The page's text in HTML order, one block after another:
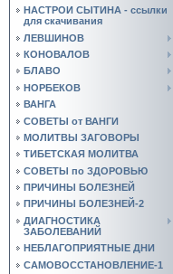
НАСТРОИ СЫТИНА - ссылки
для скачивания
ЛЕВШИНОВ
КОНОВАЛОВ
БЛАВО
НОРБЕКОВ
ВАНГА
СОВЕТЫ от ВАНГИ
МОЛИТВЫ ЗАГОВОРЫ
ТИБЕТСКАЯ МОЛИТВА
СОВЕТЫ по ЗДОРОВЬЮ
ПРИЧИНЫ БОЛЕЗНЕЙ
ПРИЧИНЫ БОЛЕЗНЕЙ-2
ДИАГНОСТИКА
ЗАБОЛЕВАНИЙ
НЕБЛАГОПРИЯТНЫЕ ДНИ
САМОВОССТАНОВЛЕНИЕ-1